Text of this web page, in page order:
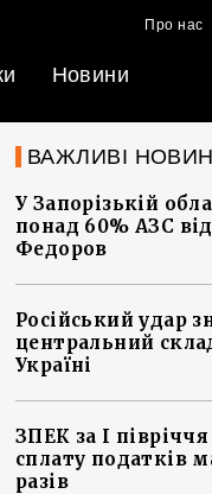
Про нас
Новини
ВАЖЛИВІ
У Запорізькій
понад 60% АЗС
Федоров
Російський удар
центральний
Україні
ЗПЕК за І
сплату податків
разів